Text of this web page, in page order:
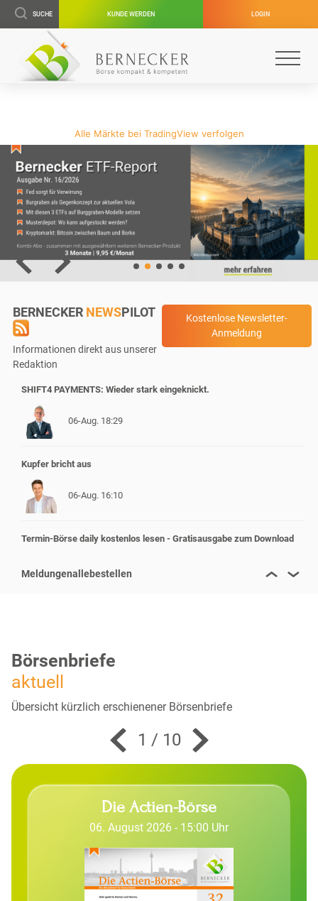
SUCHE KUNDE WERDEN LOGIN
Alle Märkte bei TradingView verfolgen
BERNECKER NEWSPILOT
Informationen direkt aus unserer
Redaktion
Kostenlose Newsletter-
Anmeldung
SHIFT4 PAYMENTS: Wieder stark eingeknickt.
06-Aug. 18:29
Kupfer bricht aus
06-Aug. 16:10
Termin-Börse daily kostenlos lesen - Gratisausgabe zum Download
06-Aug. 15:49
ALZCHEM hat sich vorbildlich fokussiert
Für Actien-Börse- und Aktionärsbrief Abonnenten: Bayer und der
06-Aug. 15:00
Carl-Zeiss-Meditec unter Druck - Comeback gefährdet?
06-Aug. 15:00
Meldungenallebestellen
Börsenbriefe
aktuell
Übersicht kürzlich erschienener Börsenbriefe
1 / 10
Die Actien-Börse
06. August 2026 - 15:00 Uhr